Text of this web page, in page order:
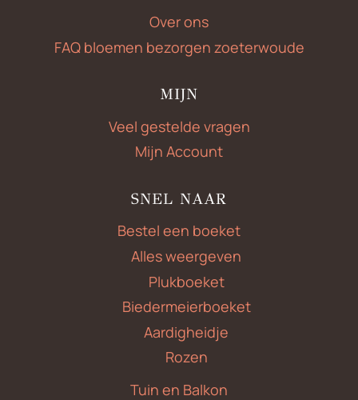
Over ons
FAQ bloemen bezorgen zoeterwoude
MIJN
Veel gestelde vragen
Mijn Account
SNEL NAAR
Bestel een boeket
Alles weergeven
Plukboeket
Biedermeierboeket
Aardigheidje
Rozen
Tuin en Balkon